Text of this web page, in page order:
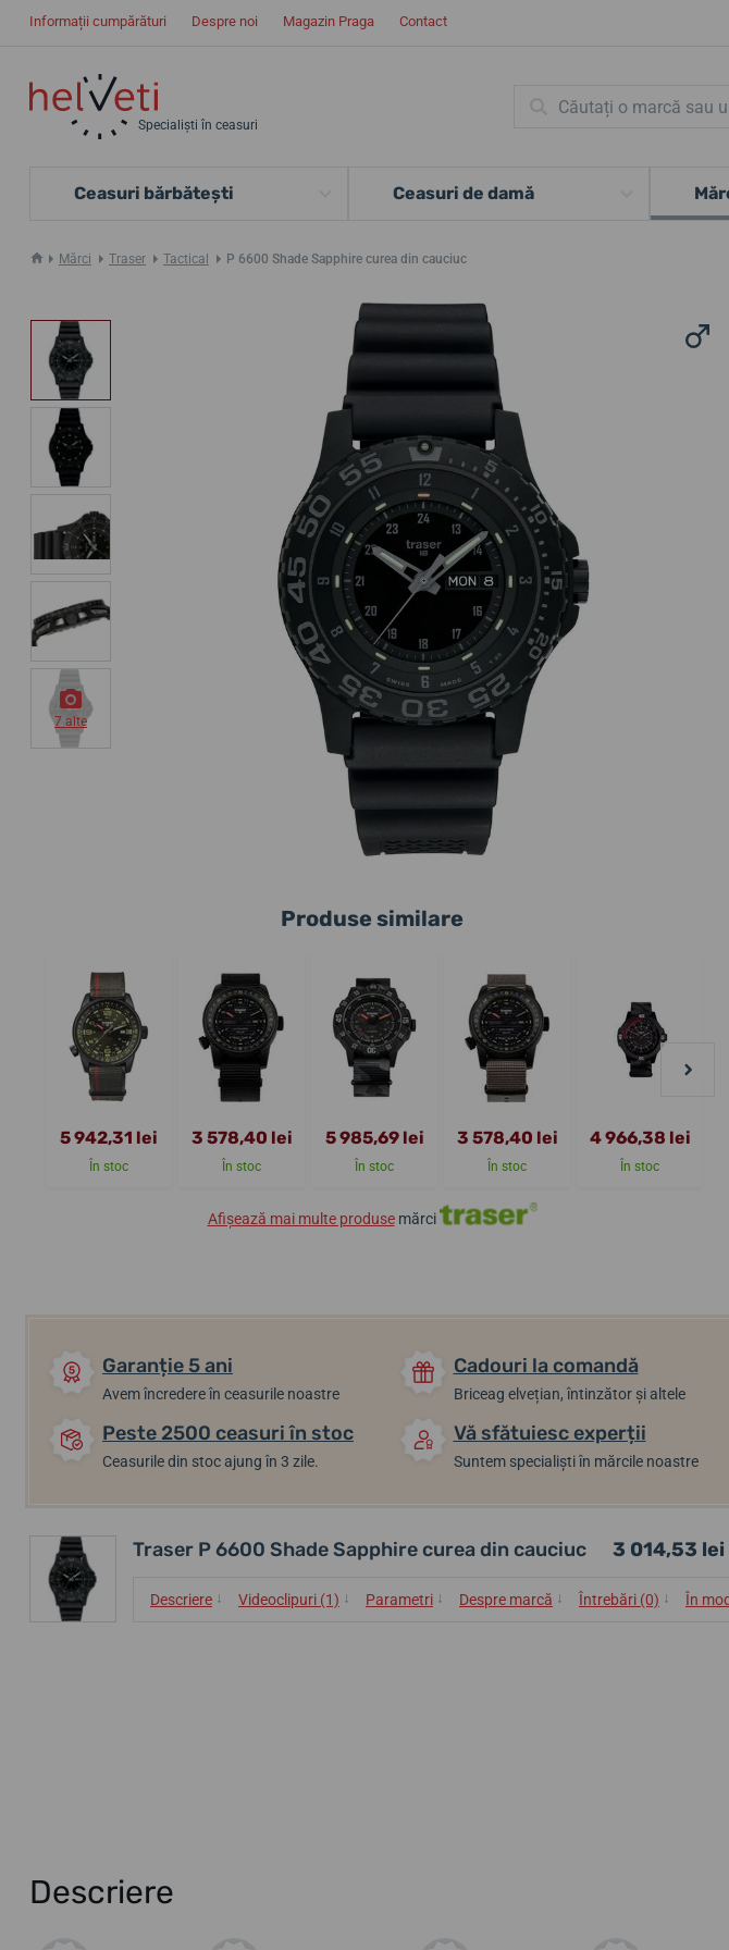
Informații cumpărături Despre noi Magazin Praga Contact
Specialiști în ceasuri
Ceasuri bărbătești Ceasuri de damă
Mărci Traser Tactical P 6600 Shade Sapphire curea din cauciuc
7 alte
Produse similare
5 942,31 lei
În stoc
3 578,40 lei
În stoc
5 985,69 lei
În stoc
3 578,40 lei
În stoc
4 966,38 lei
În stoc
Afișează mai multe produsemărci
Garanție 5 ani
Avem încredere în ceasurile noastre
Cadouri la comandă
Briceag elvețian, întinzător și altele
Peste 2500 ceasuri în stoc
Ceasurile din stoc ajung în 3 zile.
Vă sfătuiesc experții
Suntem specialiști în mărcile noastre
Traser P 6600 Shade Sapphire curea din cauciuc 3 014,53 lei
Descriere ↓ Videoclipuri (1) ↓ Parametri ↓ Despre marcă ↓ Întrebări (0) ↓ În
Descriere